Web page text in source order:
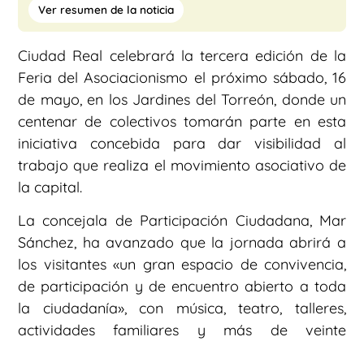
Ver resumen de la noticia
Ciudad Real celebrará la tercera edición de la
Feria del Asociacionismo el próximo sábado, 16
de mayo, en los Jardines del Torreón, donde un
centenar de colectivos tomarán parte en esta
iniciativa concebida para dar visibilidad al
trabajo que realiza el movimiento asociativo de
la capital.
La concejala de Participación Ciudadana, Mar
Sánchez, ha avanzado que la jornada abrirá a
los visitantes «un gran espacio de convivencia,
de participación y de encuentro abierto a toda
la ciudadanía», con música, teatro, talleres,
actividades familiares y más de veinte